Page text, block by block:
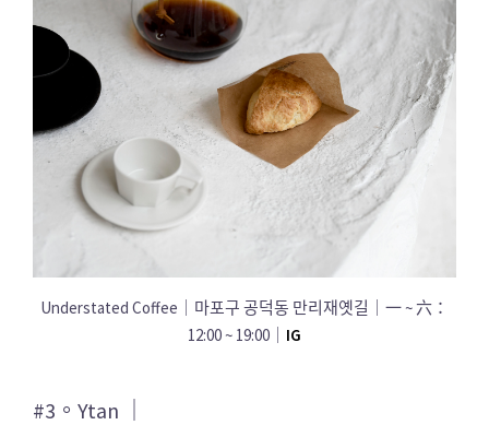
Understated Coffee｜마포구 공덕동 만리재옛길｜一 ~ 六：
12:00 ~ 19:00｜ IG
#3。Ytan ｜